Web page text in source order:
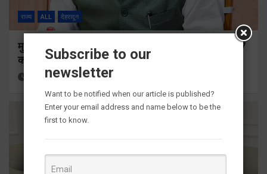
राज्य ALL देहरादून
मुख्यमंत्री ने प्रदान की विभिन्न विकास योजनाओं के लिए 1967
करोड़ की वित्तीय स्वीकृति
3 hours ago Viri Gairola
Subscribe to our
newsletter
Want to be notified when our article is published?
Enter your email address and name below to be the
first to know.